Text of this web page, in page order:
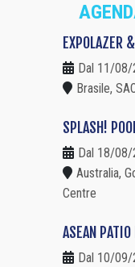
EXPOLAZER
Dal 11/
Brasile,
SPLASH!
Dal 18/
Australia,
Centre
ASEAN
Dal 10/